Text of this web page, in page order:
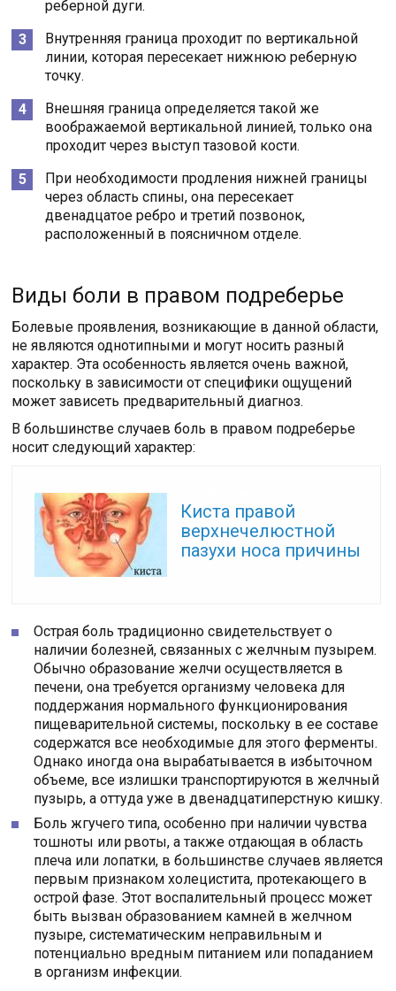
реберной дуги.
Внутренняя граница проходит по вертикальной
линии, которая пересекает нижнюю реберную
точку.
Внешняя граница определяется такой же
воображаемой вертикальной линией, только она
проходит через выступ тазовой кости.
При необходимости продления нижней границы
через область спины, она пересекает
двенадцатое ребро и третий позвонок,
расположенный в поясничном отделе.
Виды боли в правом подреберье
Болевые проявления, возникающие в данной области,
не являются однотипными и могут носить разный
характер. Эта особенность является очень важной,
поскольку в зависимости от специфики ощущений
может зависеть предварительный диагноз.
В большинстве случаев боль в правом подреберье
носит следующий характер:
Киста правой
верхнечелюстной
пазухи носа причины
Острая боль традиционно свидетельствует о
наличии болезней, связанных с желчным пузырем.
Обычно образование желчи осуществляется в
печени, она требуется организму человека для
поддержания нормального функционирования
пищеварительной системы, поскольку в ее составе
содержатся все необходимые для этого ферменты.
Однако иногда она вырабатывается в избыточном
объеме, все излишки транспортируются в желчный
пузырь, а оттуда уже в двенадцатиперстную кишку.
Боль жгучего типа, особенно при наличии чувства
тошноты или рвоты, а также отдающая в область
плеча или лопатки, в большинстве случаев является
первым признаком холецистита, протекающего в
острой фазе. Этот воспалительный процесс может
быть вызван образованием камней в желчном
пузыре, систематическим неправильным и
потенциально вредным питанием или попаданием
в организм инфекции.